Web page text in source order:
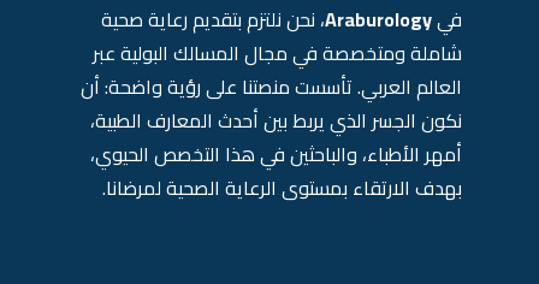
فيAraburology، نحن نلتزم بتقديم رعاية صحية
شاملة ومتخصصة في مجال المسالك البولية عبر
العالم العربي. تأسست منصتنا على رؤية واضحة: أن
نكون الجسر الذي يربط بين أحدث المعارف الطبية،
أمهر الأطباء، والباحثين في هذا التخصص الحيوي،
بهدف الارتقاء بمستوى الرعاية الصحية لمرضانا.